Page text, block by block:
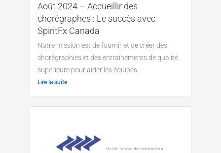
Août 2024 – Accueillir des
chorégraphes : Le succès avec
SpiritFx Canada
Notre mission est de fournir et de créer des
chorégraphies et des entraînements de qualité
supérieure pour aider les équipes...
Lire la suite